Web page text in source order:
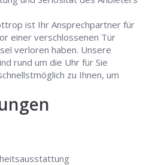
ist Ihr Ansprechpartner für
einer verschlossenen Tür
verloren haben. Unsere
rund um die Uhr für Sie
zu Ihnen, um